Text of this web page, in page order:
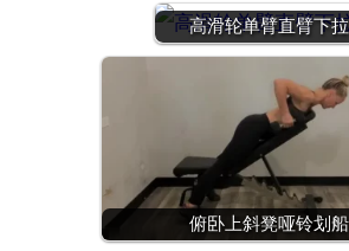
高滑轮单臂直臂下拉
俯卧上斜凳哑铃划船